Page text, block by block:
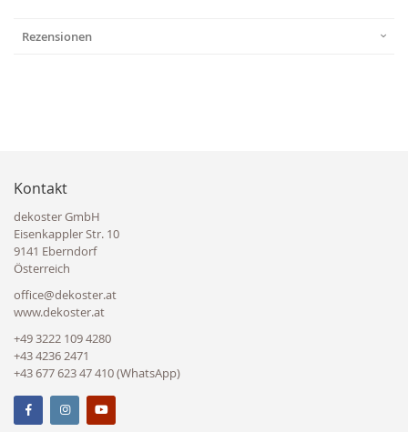
Rezensionen
Kontakt
dekoster GmbH
Eisenkappler Str. 10
9141 Eberndorf
Österreich
office@dekoster.at
www.dekoster.at
+49 3222 109 4280
+43 4236 2471
+43 677 623 47 410 (WhatsApp)